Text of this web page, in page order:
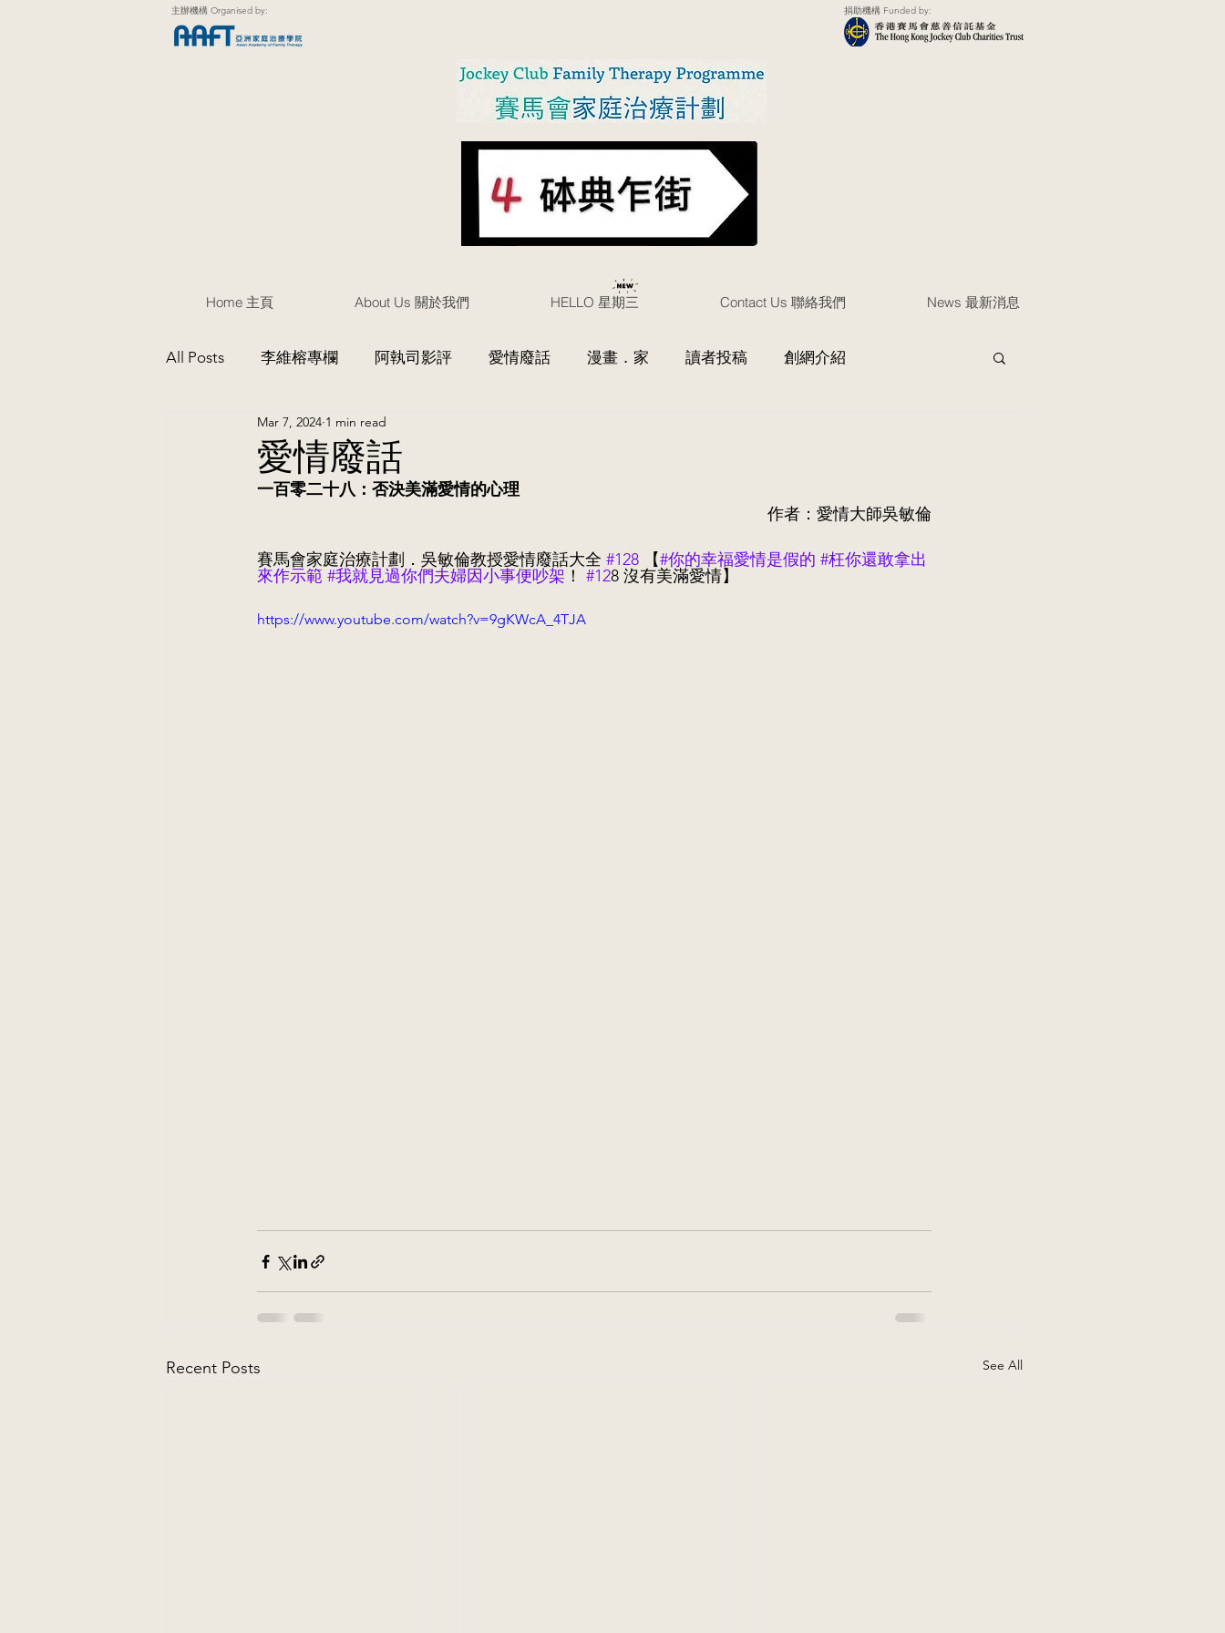
主辦機構 Organised by: 捐助機構 Funded by:
Home 主頁 About Us 關於我們 HELLO 星期三 Contact Us 聯絡我們 News 最新消息
All Posts 李維榕專欄 阿執司影評 愛情廢話 漫畫．家 讀者投稿 創網介紹
愛情廢話
Mar 7, 2024 1 min read
一百零二十八：否決美滿愛情的心理
作者：愛情大師吳敏倫
賽馬會家庭治療計劃．吳敏倫教授愛情廢話大全 #128 【#你的幸福愛情是假的 #枉你還敢拿出
來作示範 #我就見過你們夫婦因小事便吵架 ！ #128 沒有美滿愛情】
https://www.youtube.com/watch?v=9gKWcA_4TJA
Recent Posts See All